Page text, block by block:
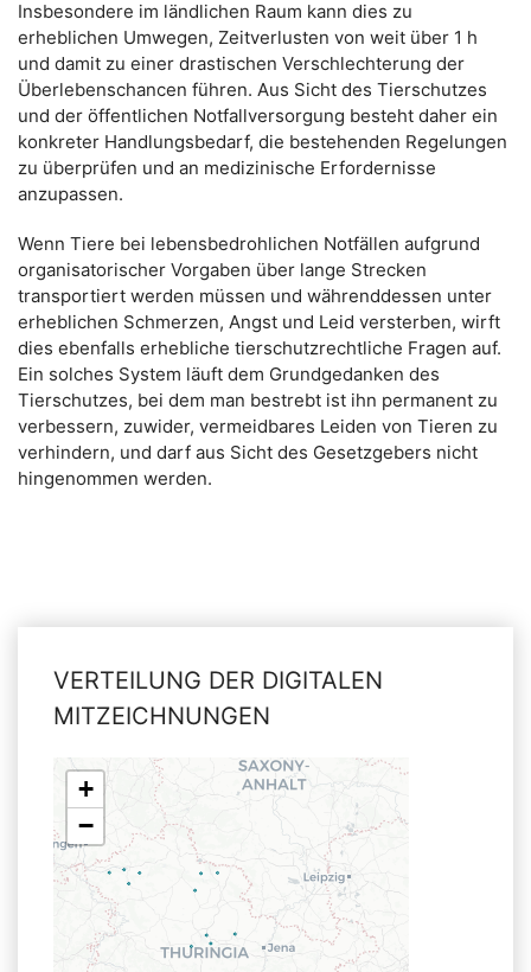
Insbesondere im ländlichen Raum kann dies zu
erheblichen Umwegen, Zeitverlusten von weit über 1 h
und damit zu einer drastischen Verschlechterung der
Überlebenschancen führen. Aus Sicht des Tierschutzes
und der öffentlichen Notfallversorgung besteht daher ein
konkreter Handlungsbedarf, die bestehenden Regelungen
zu überprüfen und an medizinische Erfordernisse
anzupassen.
Wenn Tiere bei lebensbedrohlichen Notfällen aufgrund
organisatorischer Vorgaben über lange Strecken
transportiert werden müssen und währenddessen unter
erheblichen Schmerzen, Angst und Leid versterben, wirft
dies ebenfalls erhebliche tierschutzrechtliche Fragen auf.
Ein solches System läuft dem Grundgedanken des
Tierschutzes, bei dem man bestrebt ist ihn permanent zu
verbessern, zuwider, vermeidbares Leiden von Tieren zu
verhindern, und darf aus Sicht des Gesetzgebers nicht
hingenommen werden.
VERTEILUNG DER DIGITALEN
MITZEICHNUNGEN
+
−